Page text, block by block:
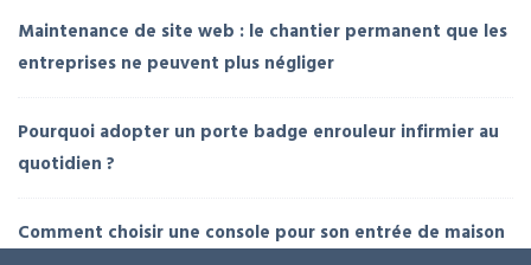
Maintenance de site web : le chantier permanent que les
entreprises ne peuvent plus négliger
Pourquoi adopter un porte badge enrouleur infirmier au
quotidien ?
Comment choisir une console pour son entrée de maison